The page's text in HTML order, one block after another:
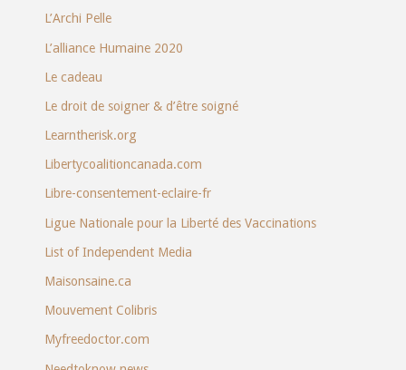
L’Archi Pelle
L’alliance Humaine 2020
Le cadeau
Le droit de soigner & d’être soigné
Learntherisk.org
Libertycoalitioncanada.com
Libre-consentement-eclaire-fr
Ligue Nationale pour la Liberté des Vaccinations
List of Independent Media
Maisonsaine.ca
Mouvement Colibris
Myfreedoctor.com